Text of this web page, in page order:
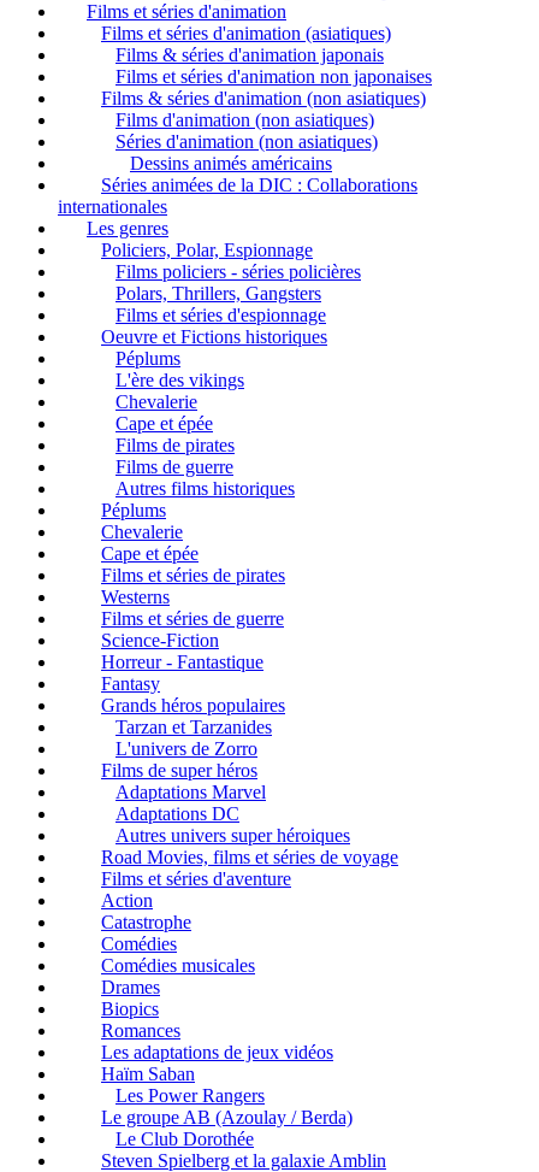
Films et séries d'animation
Films et séries d'animation (asiatiques)
Films & séries d'animation japonais
Films et séries d'animation non japonaises
Films & séries d'animation (non asiatiques)
Films d'animation (non asiatiques)
Séries d'animation (non asiatiques)
Dessins animés américains
Séries animées de la DIC : Collaborations
internationales
Les genres
Policiers, Polar, Espionnage
Films policiers - séries policières
Polars, Thrillers, Gangsters
Films et séries d'espionnage
Oeuvre et Fictions historiques
Péplums
L'ère des vikings
Chevalerie
Cape et épée
Films de pirates
Films de guerre
Autres films historiques
Péplums
Chevalerie
Cape et épée
Films et séries de pirates
Westerns
Films et séries de guerre
Science-Fiction
Horreur - Fantastique
Fantasy
Grands héros populaires
Tarzan et Tarzanides
L'univers de Zorro
Films de super héros
Adaptations Marvel
Adaptations DC
Autres univers super héroiques
Road Movies, films et séries de voyage
Films et séries d'aventure
Action
Catastrophe
Comédies
Comédies musicales
Drames
Biopics
Romances
Les adaptations de jeux vidéos
Haïm Saban
Les Power Rangers
Le groupe AB (Azoulay / Berda)
Le Club Dorothée
Steven Spielberg et la galaxie Amblin